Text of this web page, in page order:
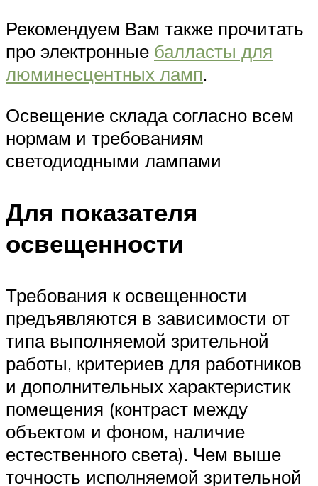
Рекомендуем Вам также прочитать
про электронные балласты для
люминесцентных ламп.
Освещение склада согласно всем
нормам и требованиям
светодиодными лампами
Для показателя
освещенности
Требования к освещенности
предъявляются в зависимости от
типа выполняемой зрительной
работы, критериев для работников
и дополнительных характеристик
помещения (контраст между
объектом и фоном, наличие
естественного света). Чем выше
точность исполняемой зрительной